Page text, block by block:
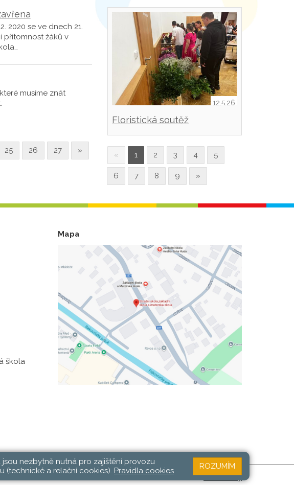
2020 se ve dnech 21.
přítomnost žáků v
musíme znát
25 26 27 »
12.5.26
Floristická soutěž
« 1 2 3 4 5
6 7 8 9 »
škola
Mapa
Web školy
nezbytně nutná pro zajištění provozu
(technické a relační cookies). Pravidla cookies
ROZUMÍM